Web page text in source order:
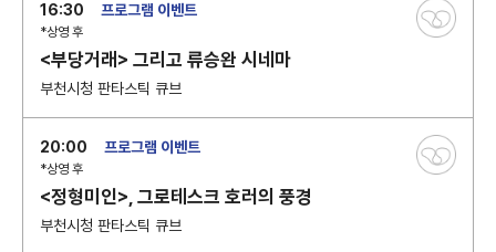
16:30
*상영 후
프로그램 이벤트
<부당거래> 그리고 류승완 시네마
부천시청 판타스틱 큐브
20:00
*상영 후
프로그램 이벤트
<정형미인>, 그로테스크 호러의 풍경
부천시청 판타스틱 큐브